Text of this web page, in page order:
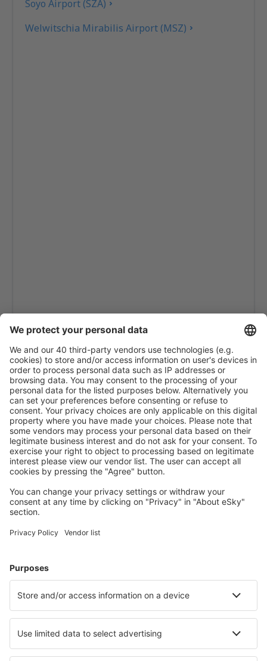
Soyo Airport (SZA)
Welwitschia Mirabilis Airport (MSZ)